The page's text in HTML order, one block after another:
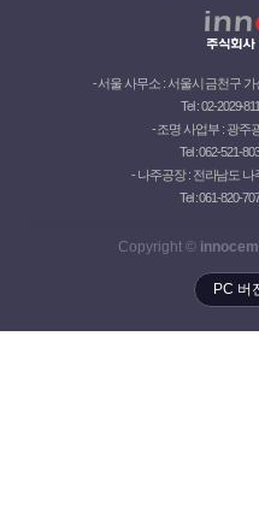
- 서울 사무소 : 서울시 금천구
Tel : 02-2029-
- 조명 사업부 : 광주
Tel : 062-521-
- 나주공장 : 전라남도
Tel : 061-820-
Copyright ©
PC 버